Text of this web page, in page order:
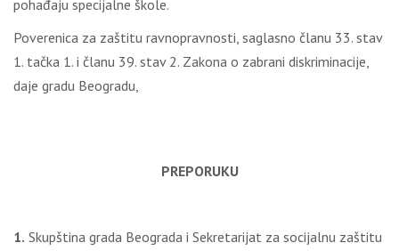
pohađaju specijalne škole.
Poverenica za zaštitu ravnopravnosti, saglasno članu 33. stav
1. tačka 1. i članu 39. stav 2. Zakona o zabrani diskriminacije,
daje gradu Beogradu,
PREPORUKU
1. Skupština grada Beograda i Sekretarijat za socijalnu zaštitu